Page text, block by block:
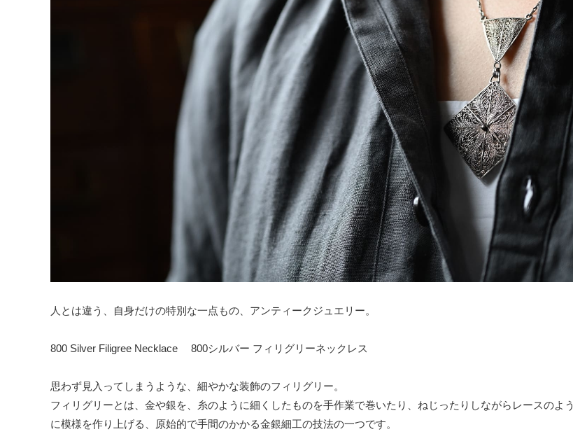
Brooch
Clip
Earrings
- Old
Tableware
Cup
Dish
Glass
人とは違う、自身だけの特別な一点もの、アンティークジュエリー。
800 Silver Filigree Necklace 800シルバー フィリグリーネックレス
思わず見入ってしまうような、細やかな装飾のフィリグリー。
フィリグリーとは、金や銀を、糸のように細くしたものを手作業で巻いたり、ねじったりしながらレースのよう
に模様を作り上げる、原始的で手間のかかる金銀細工の技法の一つです。